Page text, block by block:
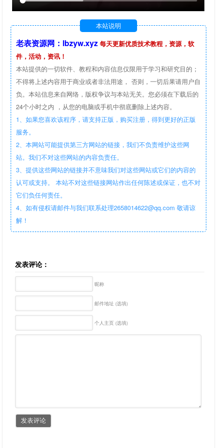
本站说明
老表资源网：lbzyw.xyz 每天更新优质技术教程，资源，软
件，活动，资讯！
本站提供的一切软件、教程和内容信息仅限用于学习和研究目的；
不得将上述内容用于商业或者非法用途， 否则，一切后果请用户自
负。本站信息来自网络，版权争议与本站无关。您必须在下载后的
24个小时之内 ，从您的电脑或手机中彻底删除上述内容。
1、如果您喜欢该程序，请支持正版，购买注册，得到更好的正版
服务。
2、本网站可能提供第三方网站的链接，我们不负责维护这些网
站。我们不对这些网站的内容负责任。
3、提供这些网站的链接并不意味我们对这些网站或它们的内容的
认可或支持。 本站不对这些链接网站作出任何陈述或保证，也不对
它们负任何责任。
4、如有侵权请邮件与我们联系处理2658014622@qq.com 敬请谅
解！
发表评论：
昵称
邮件地址 (选填)
个人主页 (选填)